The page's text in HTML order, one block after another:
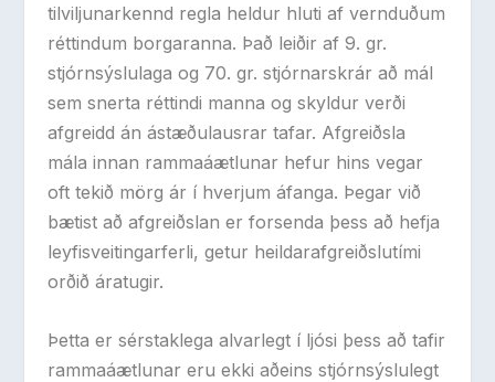
tilviljunarkennd regla heldur hluti af vernduðum
réttindum borgaranna. Það leiðir af 9. gr.
stjórnsýslulaga og 70. gr. stjórnarskrár að mál
sem snerta réttindi manna og skyldur verði
afgreidd án ástæðulausrar tafar. Afgreiðsla
mála innan rammaáætlunar hefur hins vegar
oft tekið mörg ár í hverjum áfanga. Þegar við
bætist að afgreiðslan er forsenda þess að hefja
leyfisveitingarferli, getur heildarafgreiðslutími
orðið áratugir.
Þetta er sérstaklega alvarlegt í ljósi þess að tafir
rammaáætlunar eru ekki aðeins stjórnsýslulegt